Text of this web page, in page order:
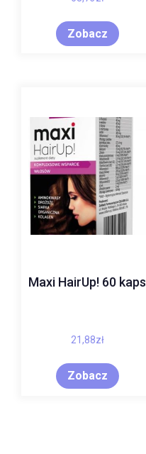
Zobacz
Maxi HairUp! 60 kaps
21,88zł
Zobacz